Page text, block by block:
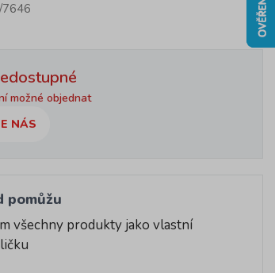
možné objednat
NÁS
pomůžu
všechny produkty jako vlastní